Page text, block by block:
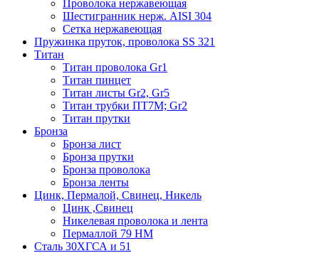
Проволока нержавеющая
Шестигранник нерж. AISI 304
Сетка нержавеющая
Пружинка пруток, проволока SS 321
Титан
Титан проволока Gr1
Титан пинцет
Титан листы Gr2, Gr5
Титан трубки ПТ7М; Gr2
Титан прутки
Бронза
Бронза лист
Бронза прутки
Бронза проволока
Бронза ленты
Цинк, Пермалой, Свинец, Никель
Цинк ,Свинец
Никелевая проволока и лента
Пермаллой 79 НМ
Сталь 30ХГСА и 51